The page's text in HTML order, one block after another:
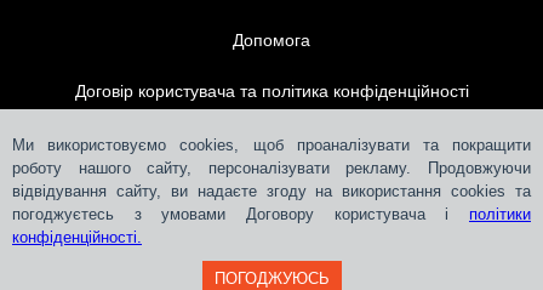
Ми використовуємо cookies, щоб проаналізувати та покращити
роботу нашого сайту, персоналізувати рекламу. Продовжуючи
відвідування сайту, ви надаєте згоду на використання cookies та
погоджуєтесь з умовами Договору користувача і політики
конфіденційності.
ПОГОДЖУЮСЬ
Допомога
Договір користувача та політика конфіденційності
Контакти
Розміщення реклами